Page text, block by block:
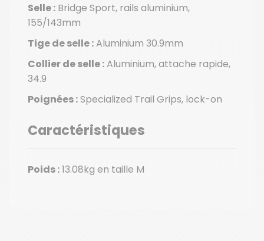
Selle : Bridge Sport, rails aluminium,
155/143mm
Tige de selle :Aluminium 30.9mm
Collier de selle :Aluminium, attache rapide,
34.9
Poignées :Specialized Trail Grips, lock-on
Caractéristiques
Poids :13.08kg en taille M